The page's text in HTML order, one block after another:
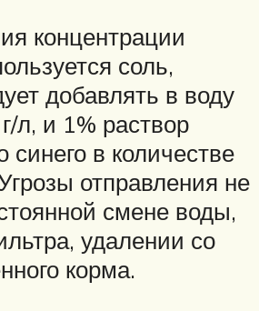
концентрации
соль,
добавлять в воду
л, и 1% раствор
синего в количестве
отправления не
смене воды,
удалении со
корма.